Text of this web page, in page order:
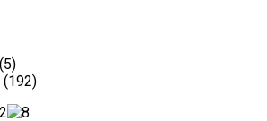
(5)
(192)